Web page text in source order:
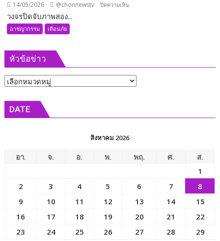
ช่าง
ใช้
เวลา
กุญแจ
ช่วย
14/05/2026 @chonnewstv ปิดความเห็น
รุ่น
ถือ
ก่อน
ต่าง
หน้า
วงจรปิดจับภาพสอง...
อาชญากรรม เตือนภัย
หัวข้อข่าว
หัวข้อ
DATE
สิงหาคม 2026
อา. จ. อ. พ. พฤ. ศ.
ส.
1
2
3 4 5 6 7
8
9
10 11 12 13 14
15
16
17 18 19 20 21
22
23
24 25 26 27 28
29